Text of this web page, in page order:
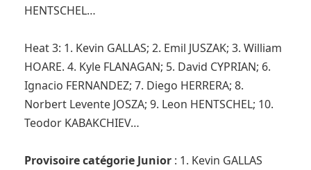
HENTSCHEL…
Heat 3: 1. Kevin GALLAS; 2. Emil JUSZAK; 3. William
HOARE. 4. Kyle FLANAGAN; 5. David CYPRIAN; 6.
Ignacio FERNANDEZ; 7. Diego HERRERA; 8.
Norbert Levente JOSZA; 9. Leon HENTSCHEL; 10.
Teodor KABAKCHIEV…
Provisoire catégorie Junior : 1. Kevin GALLAS